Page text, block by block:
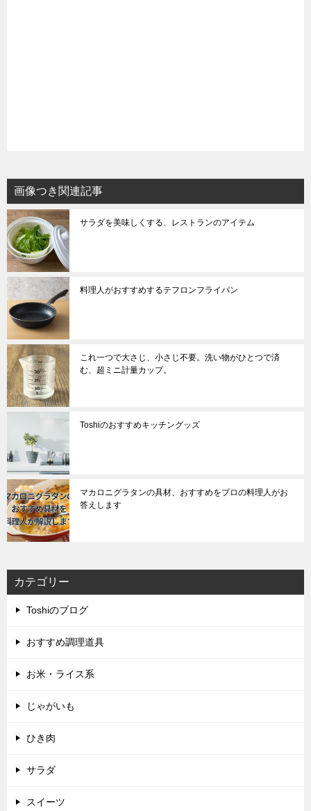
画像つき関連記事
サラダを美味しくする、レストランのアイテム
料理人がおすすめするテフロンフライパン
これ一つで大さじ、小さじ不要。洗い物がひとつで済
む、超ミニ計量カップ。
Toshiのおすすめキッチングッズ
マカロニグラタンの具材、おすすめをプロの料理人がお
答えします
カテゴリー
Toshiのブログ
おすすめ調理道具
お米・ライス系
じゃがいも
ひき肉
サラダ
スイーツ